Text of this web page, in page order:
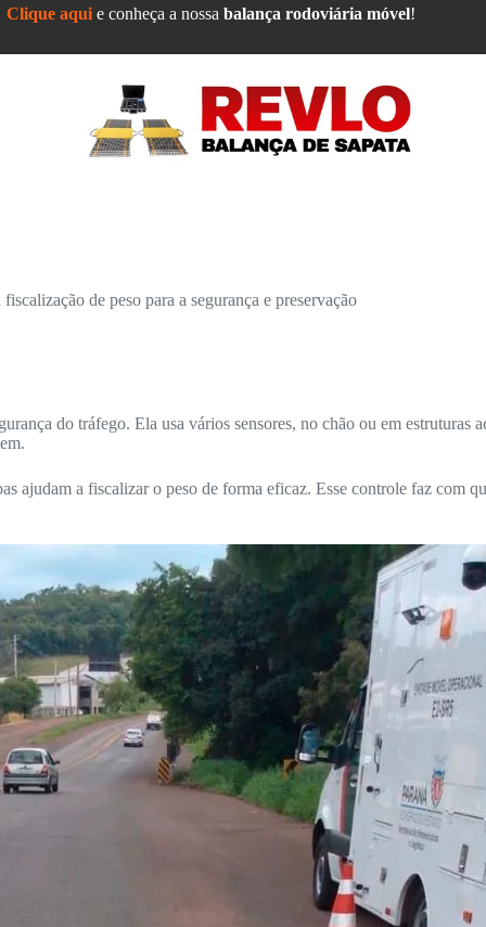
Clique aqui e conheça a nossabalança rodoviária móvel!
de peso para a segurança e preservação
do tráfego. Ela usa vários sensores, no chão ou em estruturas
ajudam a fiscalizar o peso de forma eficaz. Esse controle faz com